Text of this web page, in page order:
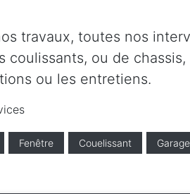
travaux, toutes nos
coulissants, ou de
ou les entretiens.
Fenêtre Couelissant Garage